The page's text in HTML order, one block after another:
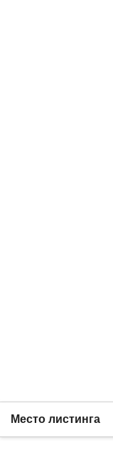
Место листинга